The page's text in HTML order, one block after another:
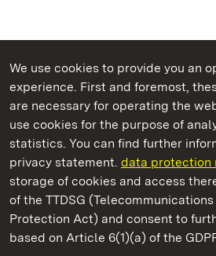
We use cookies to provide you an
experience. First and foremost,
are necessary for operating the
use cookies for the purpose of
statistics. You can find further
privacy statement. data protection
storage of cookies and access
of the TTDSG
Protection Act) and consent to
based on Article 6(1)(a) of the
State Palaces and Gardens of
Staatliche Schlösser und Gärten